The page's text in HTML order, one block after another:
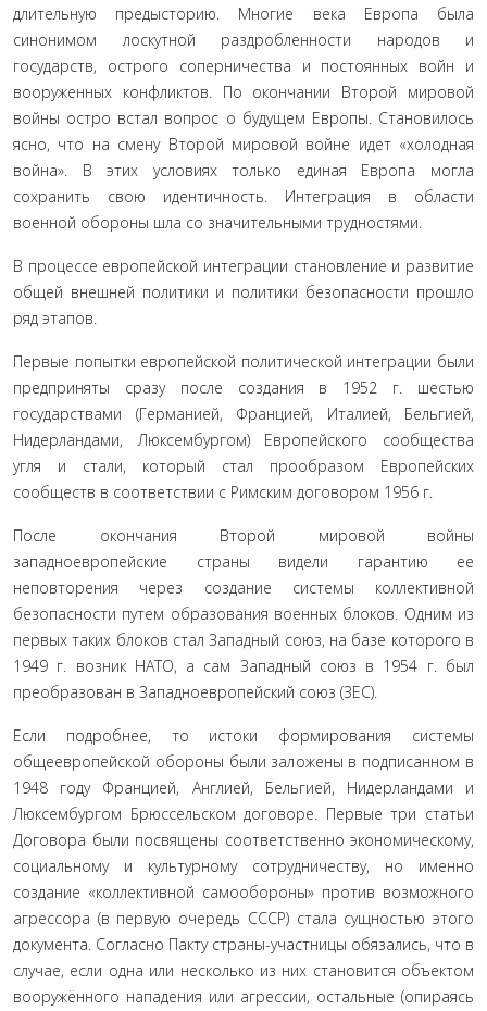
длительную предысторию. Многие века Европа была
синонимом лоскутной раздробленности народов и
государств, острого соперничества и постоянных войн и
вооруженных конфликтов. По окончании Второй мировой
войны остро встал вопрос о будущем Европы. Становилось
ясно, что на смену Второй мировой войне идет «холодная
война». В этих условиях только единая Европа могла
сохранить свою идентичность. Интеграция в области
военной обороны шла со значительными трудностями.
В процессе европейской интеграции становление и развитие
общей внешней политики и политики безопасности прошло
ряд этапов.
Первые попытки европейской политической интеграции были
предприняты сразу после создания в 1952 г. шестью
государствами (Германией, Францией, Италией, Бельгией,
Нидерландами, Люксембургом) Европейского сообщества
угля и стали, который стал прообразом Европейских
сообществ в соответствии с Римским договором 1956 г.
После окончания Второй мировой войны
западноевропейские страны видели гарантию ее
неповторения через создание системы коллективной
безопасности путем образования военных блоков. Одним из
первых таких блоков стал Западный союз, на базе которого в
1949 г. возник НАТО, а сам Западный союз в 1954 г. был
преобразован в Западноевропейский союз (ЗЕС).
Если подробнее, то истоки формирования системы
общеевропейской обороны были заложены в подписанном в
1948 году Францией, Англией, Бельгией, Нидерландами и
Люксембургом Брюссельском договоре. Первые три статьи
Договора были посвящены соответственно экономическому,
социальному и культурному сотрудничеству, но именно
создание «коллективной самообороны» против возможного
агрессора (в первую очередь СССР) стала сущностью этого
документа. Согласно Пакту страны-участницы обязались, что в
случае, если одна или несколько из них становится объектом
вооружённого нападения или агрессии, остальные (опираясь